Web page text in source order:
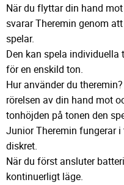
När du flyttar din hand
svarar Theremin genom
spelar.
Den kan spela individuella
för en enskild ton.
Hur använder du
rörelsen av din hand mot
tonhöjden på tonen den
Junior Theremin fungerar
diskret.
När du först ansluter
kontinuerligt läge.